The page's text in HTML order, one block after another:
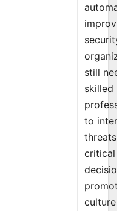
still
skilled
to
critical